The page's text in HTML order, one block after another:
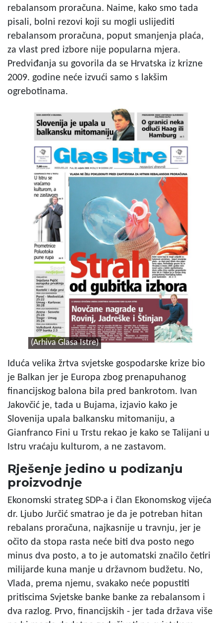
rebalansom proračuna. Naime, kako smo tada
pisali, bolni rezovi koji su mogli uslijediti
rebalansom proračuna, poput smanjenja plaća,
za vlast pred izbore nije popularna mjera.
Predviđanja su govorila da se Hrvatska iz krizne
2009. godine neće izvući samo s lakšim
ogrebotinama.
(Arhiva Glasa Istre)
Iduća velika žrtva svjetske gospodarske krize bio
je Balkan jer je Europa zbog prenapuhanog
financijskog balona bila pred bankrotom. Ivan
Jakovčić je, tada u Bujama, izjavio kako je
Slovenija upala balkansku mitomaniju, a
Gianfranco Fini u Trstu rekao je kako se Talijani u
Istru vraćaju kulturom, a ne zastavom.
Rješenje jedino u podizanju
proizvodnje
Ekonomski strateg SDP-a i član Ekonomskog vijeća
dr. Ljubo Jurčić smatrao je da je potreban hitan
rebalans proračuna, najkasnije u travnju, jer je
očito da stopa rasta neće biti dva posto nego
minus dva posto, a to je automatski značilo četiri
milijarde kuna manje u državnom budžetu. No,
Vlada, prema njemu, svakako neće popustiti
pritiscima Svjetske banke banke za rebalansom i
dva razlog. Prvo, financijskih - jer tada država više